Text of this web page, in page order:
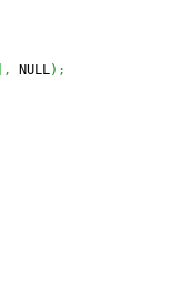
, NULL) ;